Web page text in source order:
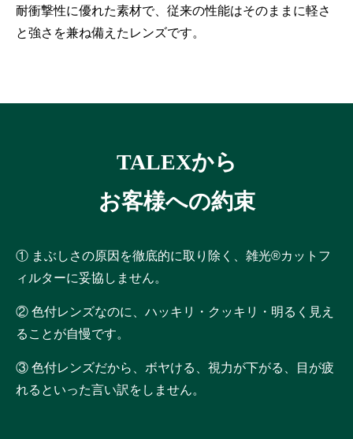
耐衝撃性に優れた素材で、従来の性能はそのままに軽さ
と強さを兼ね備えたレンズです。
TALEXから
お客様への約束
① まぶしさの原因を徹底的に取り除く、雑光®カットフ
ィルターに妥協しません。
② 色付レンズなのに、ハッキリ・クッキリ・明るく見え
ることが自慢です。
③ 色付レンズだから、ボヤける、視力が下がる、目が疲
れるといった言い訳をしません。